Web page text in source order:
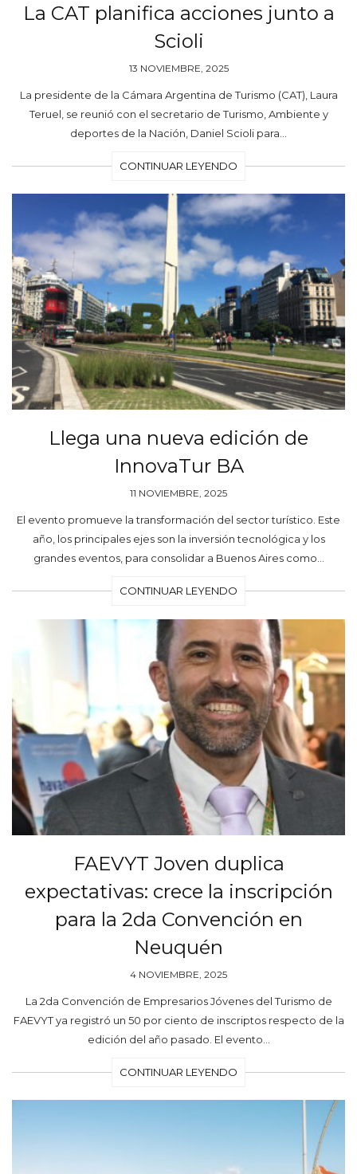
La CAT planifica acciones junto a
Scioli
13 NOVIEMBRE, 2025
La presidente de la Cámara Argentina de Turismo (CAT), Laura
Teruel, se reunió con el secretario de Turismo, Ambiente y
deportes de la Nación, Daniel Scioli para…
CONTINUAR LEYENDO
Llega una nueva edición de
InnovaTur BA
11 NOVIEMBRE, 2025
El evento promueve la transformación del sector turístico. Este
año, los principales ejes son la inversión tecnológica y los
grandes eventos, para consolidar a Buenos Aires como…
CONTINUAR LEYENDO
FAEVYT Joven duplica
expectativas: crece la inscripción
para la 2da Convención en
Neuquén
4 NOVIEMBRE, 2025
La 2da Convención de Empresarios Jóvenes del Turismo de
FAEVYT ya registró un 50 por ciento de inscriptos respecto de la
edición del año pasado. El evento…
CONTINUAR LEYENDO